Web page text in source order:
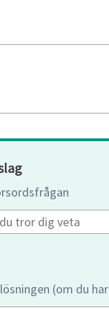
(om du